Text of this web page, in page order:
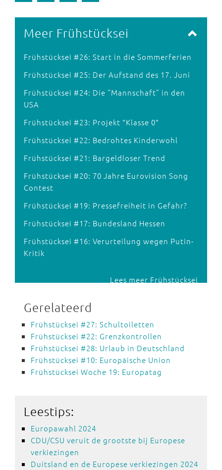
Meer Frühstücksei
Frühstücksei #26: Start in die Sommerferien
Frühstücksei #25: Der Aufstand des 17. Juni
Frühstücksei #24: Die “Mannschaft” in den
USA
Frühstücksei #23: Projekt "Klasse 0"
Frühstücksei #22: Bedrohtes Kinderwohl
Frühstücksei #21: Bargeldloser Trend
Frühstücksei #20: 70 Jahre Eurovision Song
Contest
Frühstücksei #19: Pressefreiheit in Gefahr?
Frühstücksei #17: Bundesland Hessen
Frühstücksei #16: Verurteilung wegen Putin-
Kritik
Lees meer Frühstücksei
Gerelateerd
Frühstücksei #27: Schultoiletten
Frühstücksei #22: Grenzkontrollen
Frühstücksei #28: Urlaub in Deutschland
Frühstücksei #10: Europäische Union
Frühstücksei Woche 19: Europatag
Leestips:
Europawahl 2024
CDU/CSU veruit de grootste bij Europese
verkiezingen
Duitsland en de Europese verkiezingen 2024